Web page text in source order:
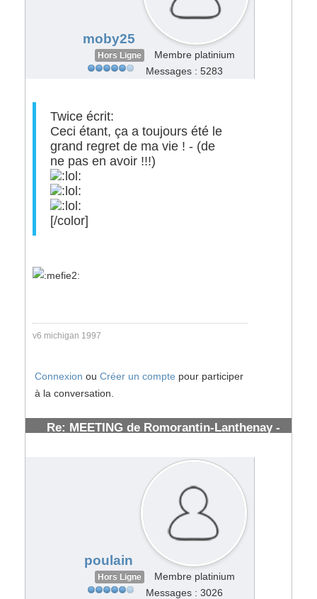
moby25
Hors Ligne
Membre platinium
Messages : 5283
Twice écrit:
Ceci étant, ça a toujours été le
grand regret de ma vie ! - (de
ne pas en avoir !!!)
[/color]
v6 michigan 1997
Connexion ou Créer un compte pour participer
à la conversation.
Re: MEETING de Romorantin-Lanthenay -
poulain
Hors Ligne
Membre platinium
Messages : 3026